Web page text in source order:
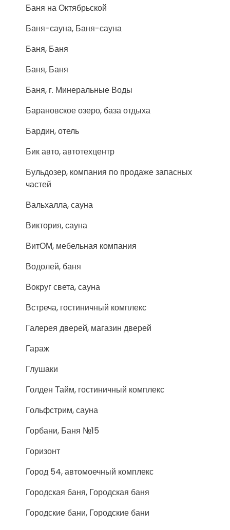
Баня на Октябрьской
Баня-сауна, Баня-сауна
Баня, Баня
Баня, Баня
Баня, г. Минеральные Воды
Барановское озеро, база отдыха
Бардин, отель
Бик авто, автотехцентр
Бульдозер, компания по продаже запасных
частей
Вальхалла, сауна
Виктория, сауна
ВитОМ, мебельная компания
Водолей, баня
Вокруг света, сауна
Встреча, гостиничный комплекс
Галерея дверей, магазин дверей
Гараж
Глушаки
Голден Тайм, гостиничный комплекс
Гольфстрим, сауна
Горбани, Баня №15
Горизонт
Город 54, автомоечный комплекс
Городская баня, Городская баня
Городские бани, Городские бани